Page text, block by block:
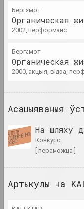
Бергамот
Органическая
2002, перформанс
Бергамот
Органическая
2000, акцыя, відэа,
Асацыяваныя
На шляху
конкурс
[ пераможца ]
Артыкулы на